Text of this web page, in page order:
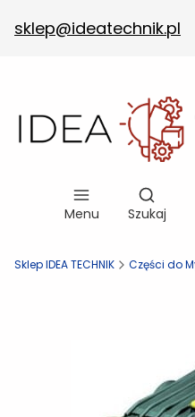
sklep@ideatechnik.pl
Menu Szukaj
Sklep IDEA TECHNIK Części do